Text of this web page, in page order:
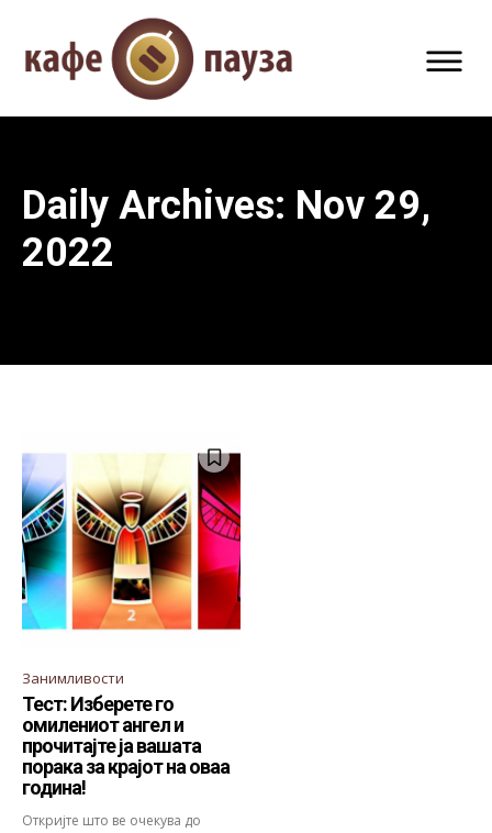
Daily Archives: Nov 29,
2022
Занимливости
Тест: Изберете го
омилениот ангел и
прочитајте ја вашата
порака за крајот на оваа
година!
Откријте што ве очекува до